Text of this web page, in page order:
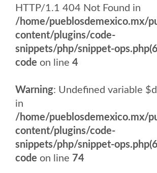
HTTP/1.1 404 Not Found in
/home/pueblosdemexico.mx/
content/plugins/code-
snippets/php/snippet-
code on line 4
Warning: Undefined variable
in
/home/pueblosdemexico.mx/
content/plugins/code-
snippets/php/snippet-
code on line 74